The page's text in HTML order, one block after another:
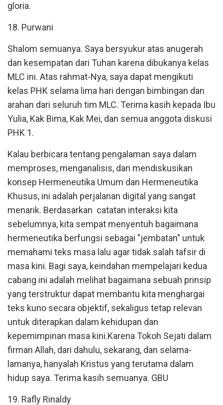
gloria.
18. Purwani
Shalom semuanya. Saya bersyukur atas anugerah
dan kesempatan dari Tuhan karena dibukanya kelas
MLC ini. Atas rahmat-Nya, saya dapat mengikuti
kelas PHK selama lima hari dengan bimbingan dan
arahan dari seluruh tim MLC. Terima kasih kepada Ibu
Yulia, Kak Bima, Kak Mei, dan semua anggota diskusi
PHK 1.
Kalau berbicara tentang pengalaman saya dalam
memproses, menganalisis, dan mendiskusikan
konsep Hermeneutika Umum dan Hermeneutika
Khusus, ini adalah perjalanan digital yang sangat
menarik. Berdasarkan catatan interaksi kita
sebelumnya, kita sempat menyentuh bagaimana
hermeneutika berfungsi sebagai "jembatan" untuk
memahami teks masa lalu agar tidak salah tafsir di
masa kini. Bagi saya, keindahan mempelajari kedua
cabang ini adalah melihat bagaimana sebuah prinsip
yang terstruktur dapat membantu kita menghargai
teks kuno secara objektif, sekaligus tetap relevan
untuk diterapkan dalam kehidupan dan
kepemimpinan masa kini.Karena Tokoh Sejati dalam
firman Allah, dari dahulu, sekarang, dan selama-
lamanya, hanyalah Kristus yang terutama dalam
hidup saya. Terima kasih semuanya. GBU
19. Rafly Rinaldy